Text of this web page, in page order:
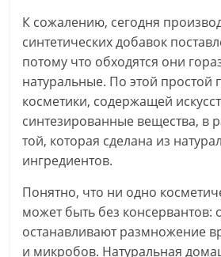
К сожалению, сегодня
синтетических добавок
потому что обходятся они
натуральные. По этой простой
косметики, содержащей
синтезированные вещества, в
той, которая сделана из
ингредиентов.
Понятно, что ни одно
может быть без консервантов:
останавливают размножение
и микробов. Натуральная